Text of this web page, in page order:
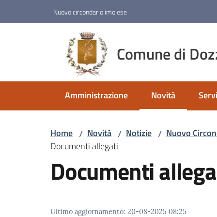
Nuovo circondario imolese
Comune di
Amministrazione Novità
Menu selezionato
Home / Novità / Notizie / Nuovo
Documenti allegati
Documenti
Ultimo aggiornamento: 20-08-2025 08:25